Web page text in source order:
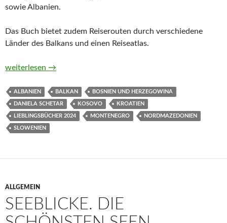
sowie Albanien.
Das Buch bietet zudem Reiserouten durch verschiedene
Länder des Balkans und einen Reiseatlas.
Unterwegs von Slowenien bis Albanien. Das große Reisebuch
weiterlesen →
ALBANIEN BALKAN BOSNIEN UND HERZEGOWINA
DANIELA SCHETAR KOSOVO KROATIEN
LIEBLINGSBÜCHER 2024 MONTENEGRO NORDMAZEDONIEN
SLOWENIEN
ALLGEMEIN
SEEBLICKE. DIE